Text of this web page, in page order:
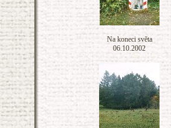
Na koneci světa
06.10.2002